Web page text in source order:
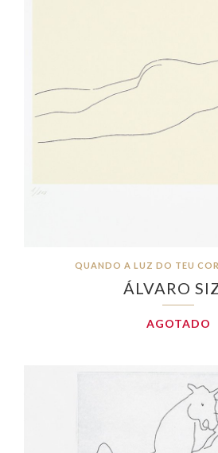
QUANDO A LUZ DO TEU
ÁLVARO
AGOTADO